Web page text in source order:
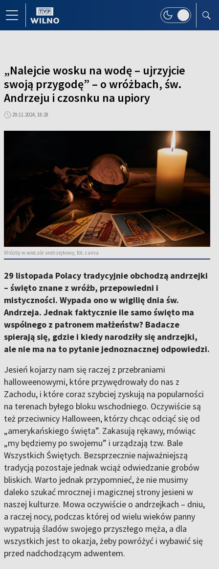
„Nalejcie wosku na wodę – ujrzyjcie
swoją przygodę” – o wróżbach, św.
Andrzeju i czosnku na upiory
29.11.2024, 18:28
Wróżby w wieczór andrzejkowy, fot. canva
29 listopada Polacy tradycyjnie obchodzą andrzejki
– święto znane z wróżb, przepowiedni i
mistyczności. Wypada ono w wigilię dnia św.
Andrzeja. Jednak faktycznie ile samo święto ma
wspólnego z patronem małżeństw? Badacze
spierają się, gdzie i kiedy narodziły się andrzejki,
ale nie ma na to pytanie jednoznacznej odpowiedzi.
Jesień kojarzy nam się raczej z przebraniami
halloweenowymi, które przywędrowały do nas z
Zachodu, i które coraz szybciej zyskują na popularności
na terenach byłego bloku wschodniego. Oczywiście są
też przeciwnicy Halloween, którzy chcąc odciąć się od
„amerykańskiego święta”. Zakasują rękawy, mówiąc
„my będziemy po swojemu” i urządzają tzw. Bale
Wszystkich Świętych. Bezsprzecznie najważniejszą
tradycją pozostaje jednak wciąż odwiedzanie grobów
bliskich. Warto jednak przypomnieć, że nie musimy
daleko szukać mrocznej i magicznej strony jesieni w
naszej kulturze. Mowa oczywiście o andrzejkach – dniu,
a raczej nocy, podczas której od wielu wieków panny
wypatrują śladów swojego przyszłego męża, a dla
wszystkich jest to okazja, żeby powróżyć i wybawić się
przed nadchodzącym adwentem.